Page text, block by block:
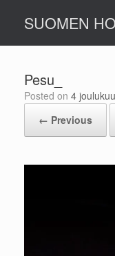
contentSUOMEN
Pesu_
Posted on 4
← Previous